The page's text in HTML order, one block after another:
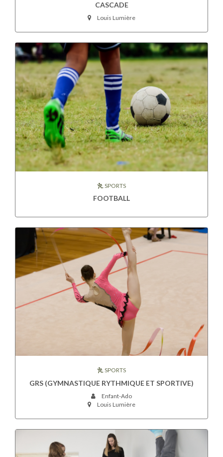
CASCADE
Louis Lumière
SPORTS
FOOTBALL
SPORTS
GRS (GYMNASTIQUE RYTHMIQUE ET SPORTIVE)
Enfant-Ado
Louis Lumière